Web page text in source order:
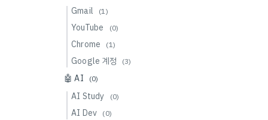
Gmail (1)
YouTube (0)
Chrome (1)
Google 계정 (3)
🤖 AI (0)
AI Study (0)
AI Dev (0)